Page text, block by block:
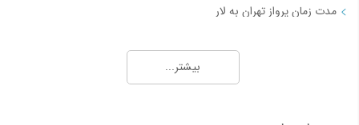
مدت زمان پرواز تهران به لار
مدت زمان پرواز تهران به خرم آباد
بیشتر...